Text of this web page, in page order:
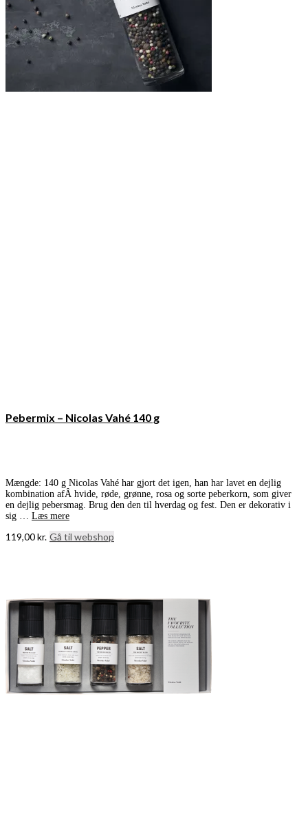
Pebermix – Nicolas Vahé 140 g
Mængde: 140 g Nicolas Vahé har gjort det igen, han har lavet en dejlig
kombination afÂ hvide, røde, grønne, rosa og sorte peberkorn, som giver
en dejlig pebersmag. Brug den den til hverdag og fest. Den er dekorativ i
sig … Læs mere
119,00kr. Gå til webshop